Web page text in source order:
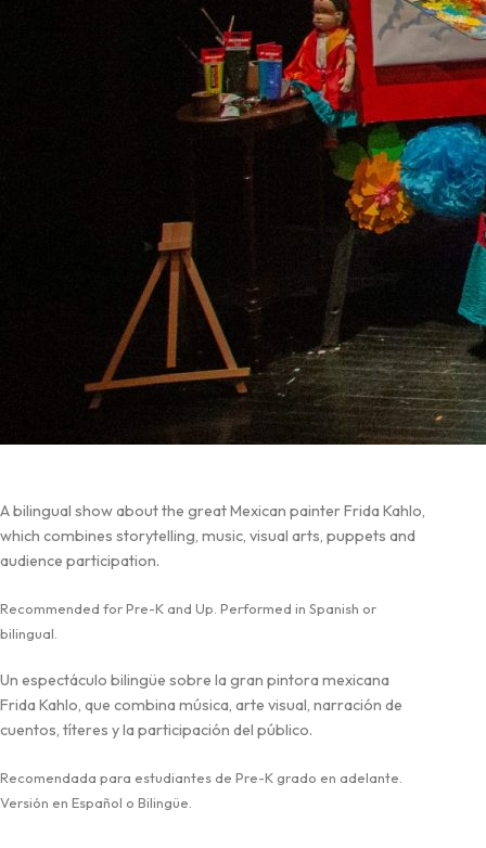
A bilingual show about the great Mexican painter Frida Kahlo,
which combines storytelling, music, visual arts, puppets and
audience participation.
Recommended for Pre-K and Up. Performed in Spanish or
bilingual.
Un espectáculo bilingüe sobre la gran pintora mexicana
Frida Kahlo, que combina música, arte visual, narración de
cuentos, títeres y la participación del público.
Recomendada para estudiantes de Pre-K grado en adelante.
Versión en Español o Bilingüe.